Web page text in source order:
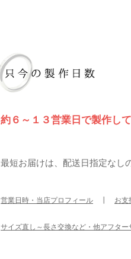
約６～１３営業日で製作し
最短お届けは、配送日指定なし
営業日時・当店プロフィール お支
サイズ直し～長さ交換など・他アフタ